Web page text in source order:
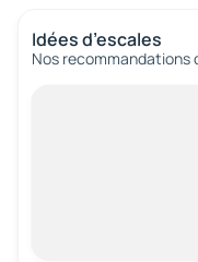
Idées d’escales
Nos recommandations